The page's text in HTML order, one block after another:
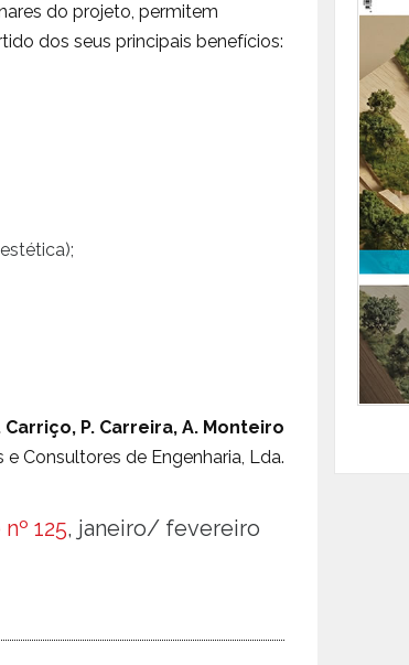
do projeto, permitem
dos seus principais benefícios:
Carriço, P. Carreira, A. Monteiro
Consultores de Engenharia, Lda.
125, janeiro/ fevereiro